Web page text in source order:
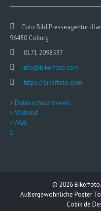
Foto Bild Presseagentur -
96450 Coburg
0171 2098537
info@bikerfoto.com
https://bikerfoto.com
> Datenschutzhinweis
> Widerruf
> AGB
© 2026
Außergewöhnliche Poster
Cobik.de